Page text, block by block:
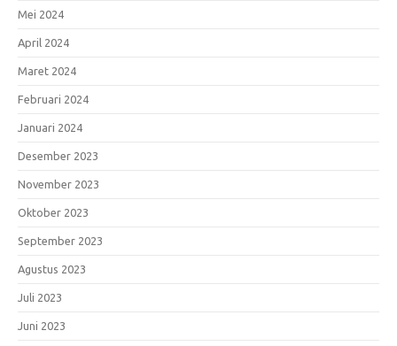
Mei 2024
April 2024
Maret 2024
Februari 2024
Januari 2024
Desember 2023
November 2023
Oktober 2023
September 2023
Agustus 2023
Juli 2023
Juni 2023